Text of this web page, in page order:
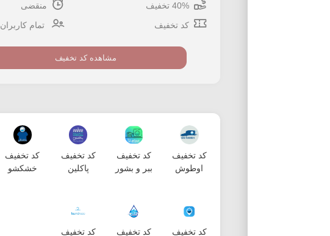
منقضی
کد تخفیف
تمام کاربران
مشاهده کد تخفیف
کد تخفیف
اوطوش
کد تخفیف
ببر و بشور
کد تخفیف
پاکلین
کد تخفیف
خشکشو
کد تخفیف کد تخفیف کد تخفیف